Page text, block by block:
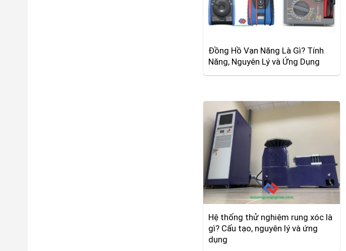
Đồng Hồ Vạn Năng Là Gì? Tính
Năng, Nguyên Lý và Ứng Dụng
Hệ thống thử nghiệm rung xóc là
gì? Cấu tạo, nguyên lý và ứng
dụng